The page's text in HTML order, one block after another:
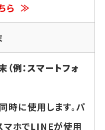
ちら ≫
例：スマートフォ
時に使用します。パ
マホでLINEが使用